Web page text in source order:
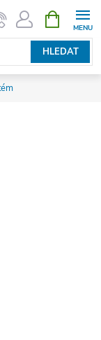
HLEDAT
NÁKUPNÍ
KOŠÍK